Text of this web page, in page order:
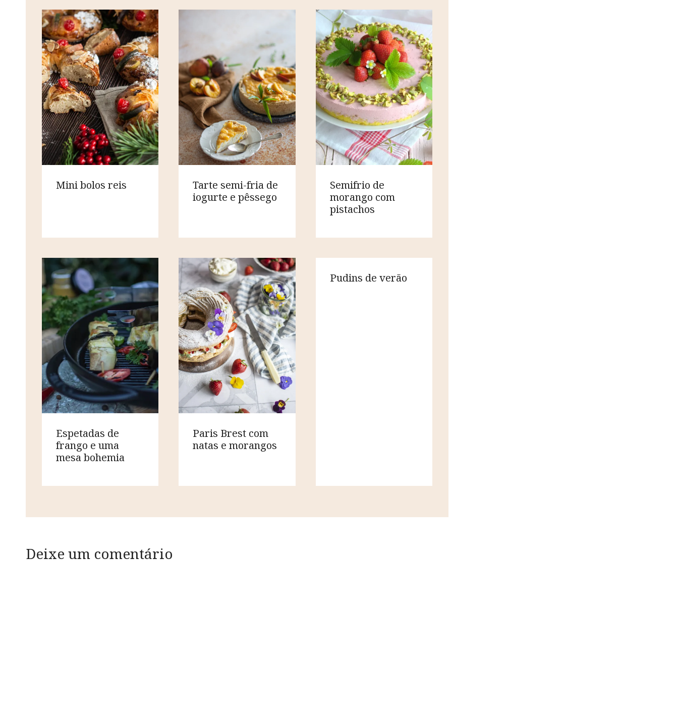
Mini bolos reis
Tarte semi-fria de
iogurte e pêssego
Semifrio de
morango com
pistachos
Espetadas de
frango e uma
mesa bohemia
Paris Brest com
natas e morangos
Pudins de verão
Deixe um comentário